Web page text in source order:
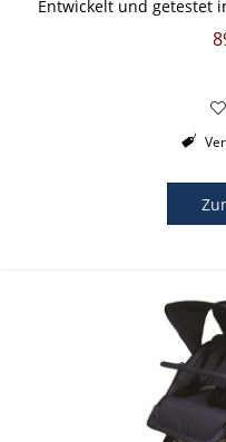
Entwickelt und getestet